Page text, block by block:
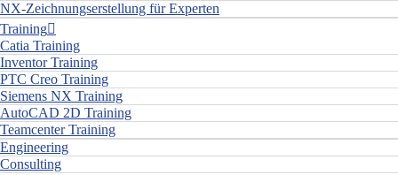
NX-Zeichnungserstellung für Experten
Training
Catia Training
Inventor Training
PTC Creo Training
Siemens NX Training
AutoCAD 2D Training
Teamcenter Training
Engineering
Consulting